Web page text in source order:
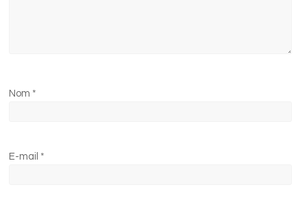
Nom *
E-mail *